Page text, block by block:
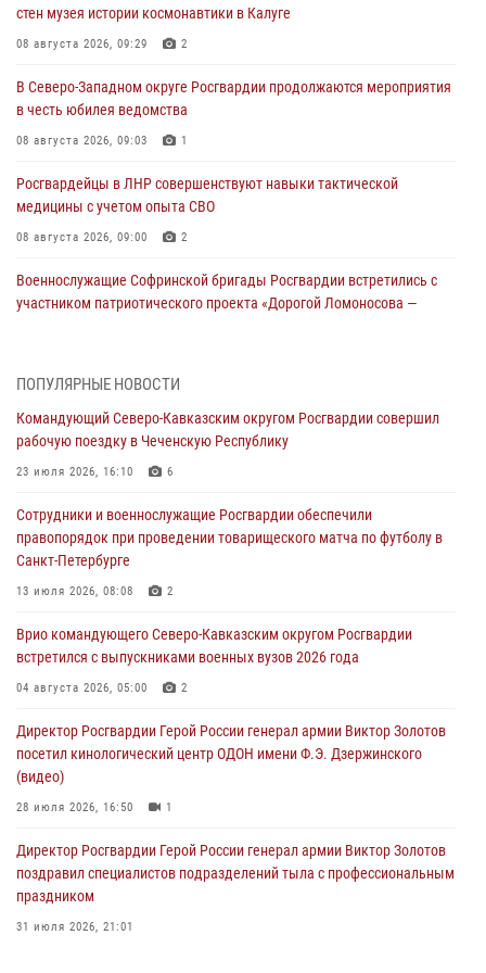
стен музея истории космонавтики в Калуге
08 августа 2026, 09:29 2
В Северо-Западном округе Росгвардии продолжаются мероприятия
в честь юбилея ведомства
08 августа 2026, 09:03 1
Росгвардейцы в ЛНР совершенствуют навыки тактической
медицины с учетом опыта СВО
08 августа 2026, 09:00 2
Военнослужащие Софринской бригады Росгвардии встретились с
участником патриотического проекта «Дорогой Ломоносова —
Кузбассе
08 августа 2026, 07:00
исполнилось 20 лет
08 августа 2026, 07:00
В Кабардино-Балкарии сотрудники Росгвардии провели турнир по
08 августа 2026, 07:00
В Москве росгвардейцы оказали помощь медикам и девушке с
08 августа 2026, 06:32 1
ПОПУЛЯРНЫЕ НОВОСТИ
Командующий Северо-Кавказским округом Росгвардии совершил
рабочую поездку в Чеченскую Республику
23 июля 2026, 16:10 6
Сотрудники и военнослужащие Росгвардии обеспечили
правопорядок при проведении товарищеского матча по футболу в
Санкт-Петербурге
13 июля 2026, 08:08 2
Врио командующего Северо-Кавказским округом Росгвардии
встретился с выпускниками военных вузов 2026 года
04 августа 2026, 05:00 2
Директор Росгвардии Герой России генерал армии Виктор Золотов
посетил кинологический центр ОДОН имени Ф.Э. Дзержинского
(видео)
28 июля 2026, 16:50 1
Директор Росгвардии Герой России генерал армии Виктор Золотов
поздравил специалистов подразделений тыла с профессиональным
праздником
31 июля 2026, 21:01